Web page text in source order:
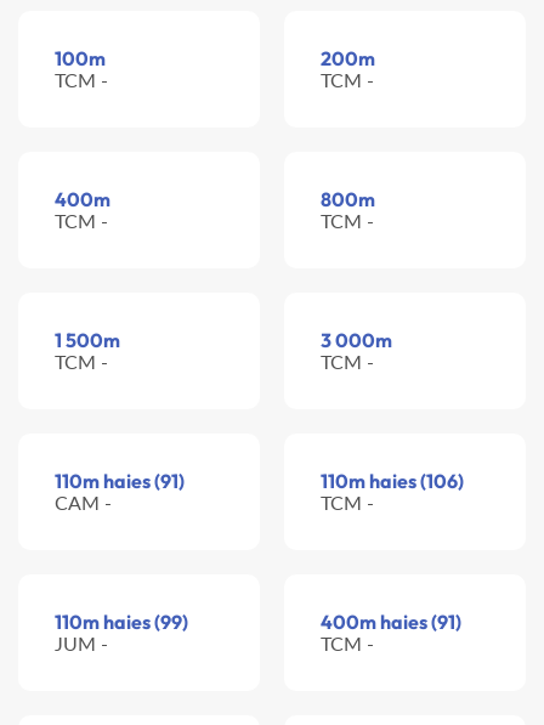
100m
TCM -
200m
TCM -
400m
TCM -
800m
TCM -
1 500m
TCM -
3 000m
TCM -
110m haies (91)
CAM -
110m haies (106)
TCM -
110m haies (99)
JUM -
400m haies (91)
TCM -